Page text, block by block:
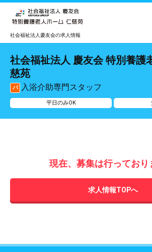
社会福祉法人慶友会の求人情報
社会福祉法人 慶友会 特別養護
慈苑
パ 入浴介助専門スタッフ
平日のみOK
現在、募集は行っており
求人情報TOPへ